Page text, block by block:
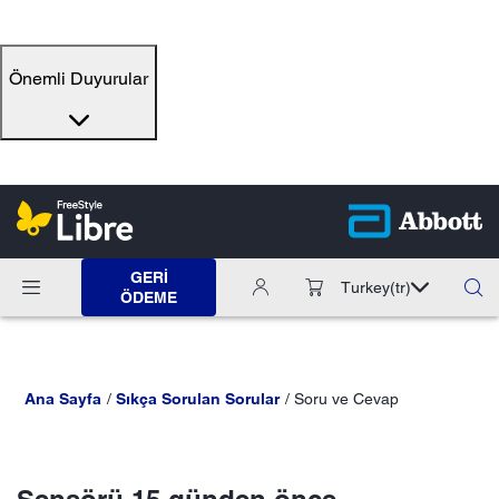
Önemli Duyurular
GERI
ÖDEME
Turkey(tr)
Ana Sayfa Sıkça Sorulan Sorular Soru ve Cevap